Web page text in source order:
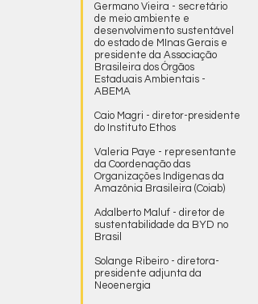
Germano Vieira - secretário
de meio ambiente e
desenvolvimento sustentável
do estado de MInas Gerais e
presidente da Associação
Brasileira dos Órgãos
Estaduais Ambientais -
ABEMA
Caio Magri - diretor-presidente
do Instituto Ethos
Valeria Paye - representante
da Coordenação das
Organizações Indígenas da
Amazônia Brasileira (Coiab)
Adalberto Maluf - diretor de
sustentabilidade da BYD no
Brasil
Solange Ribeiro - diretora-
presidente adjunta da
Neoenergia